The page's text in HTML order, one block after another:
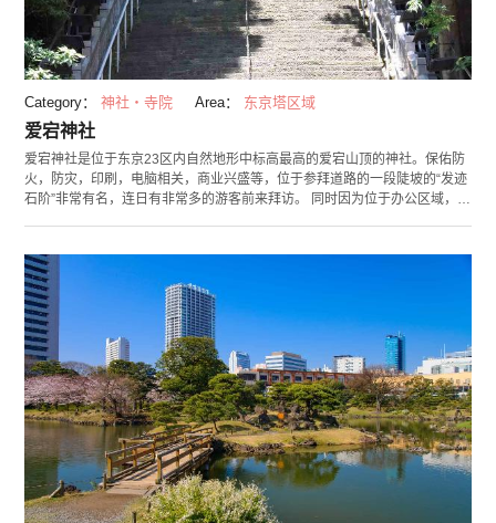
Category： 神社・寺院 Area： 东京塔区域
爱宕神社
爱宕神社是位于东京23区内自然地形中标高最高的爱宕山顶的神社。保佑防
火，防灾，印刷，电脑相关，商业兴盛等，位于参拜道路的一段陡坡的“发迹
石阶”非常有名，连日有非常多的游客前来拜访。 同时因为位于办公区域，午